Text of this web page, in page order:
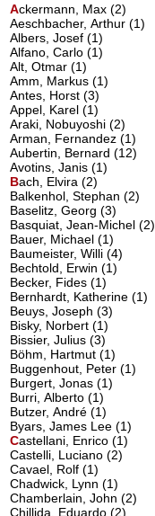
Ackermann, Max(2)
Aeschbacher, Arthur (1)
Albers, Josef (1)
Alfano, Carlo (1)
Alt, Otmar (1)
Amm, Markus (1)
Antes, Horst (3)
Appel, Karel (1)
Araki, Nobuyoshi (2)
Arman, Fernandez (1)
Aubertin, Bernard (12)
Avotins, Janis (1)
Bach, Elvira(2)
Balkenhol, Stephan (2)
Baselitz, Georg (3)
Basquiat, Jean-Michel (2)
Bauer, Michael (1)
Baumeister, Willi (4)
Bechtold, Erwin (1)
Becker, Fides (1)
Bernhardt, Katherine (1)
Beuys, Joseph (3)
Bisky, Norbert (1)
Bissier, Julius (3)
Böhm, Hartmut (1)
Buggenhout, Peter (1)
Burgert, Jonas (1)
Burri, Alberto (1)
Butzer, André (1)
Byars, James Lee (1)
Castellani, Enrico(1)
Castelli, Luciano (2)
Cavael, Rolf (1)
Chadwick, Lynn (1)
Chamberlain, John (2)
Chillida, Eduardo (2)